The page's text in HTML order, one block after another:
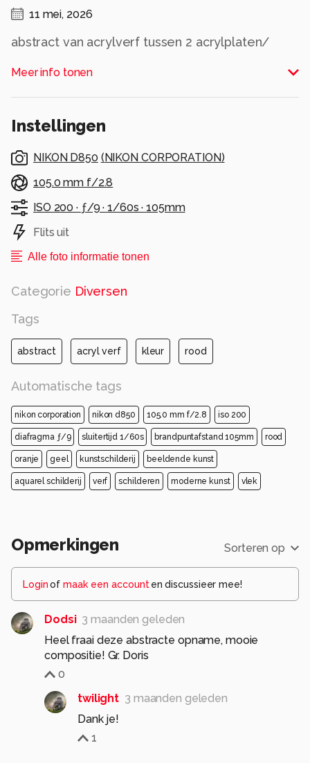
11 mei, 2026
abstract van acrylverf tussen 2 acrylplaten/
Alle rechten voorbehouden
Meer info tonen
Instellingen
NIKON D850 ( NIKON CORPORATION)
105.0 mm f/2.8
ISO 200 · ƒ/9 ·1/60s ·105mm
Flits uit
Alle foto informatie tonen
Categorie Diversen
Tags
abstract acryl verf kleur rood
Automatische tags
nikon corporation nikon d850 105.0 mm f/2.8 iso 200
diafragma ƒ/9 sluitertijd 1/60s brandpuntafstand 105mm rood
oranje geel kunstschilderij beeldende kunst
aquarel schilderij verf schilderen moderne kunst vlek
Opmerkingen Sorteren op
Loginof maak een account en discussieer mee!
Dodsi 3 maanden geleden
Heel fraai deze abstracte opname, mooie
compositie! Gr. Doris
0
twilight 3 maanden geleden
Dank je!
1